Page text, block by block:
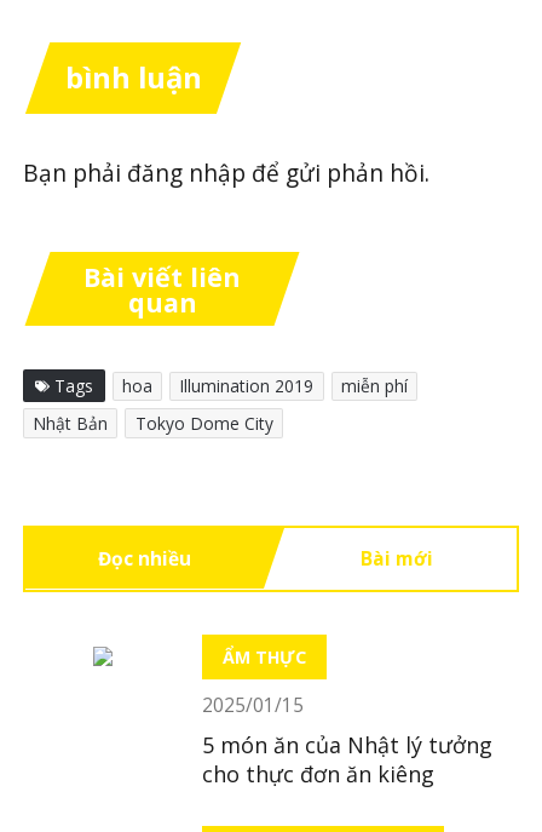
bình luận
Bạn phải đăng nhập để gửi phản hồi.
Bài viết liên
quan
Tags hoa Illumination 2019
miễn phí
Nhật Bản
Tokyo Dome City
Đọc nhiều Bài mới
ẨM THỰC
2025/01/15
5 món ăn của Nhật lý tưởng
cho thực đơn ăn kiêng